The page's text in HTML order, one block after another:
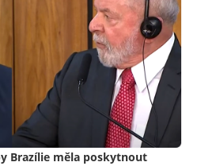
Brazílie měla poskytnout